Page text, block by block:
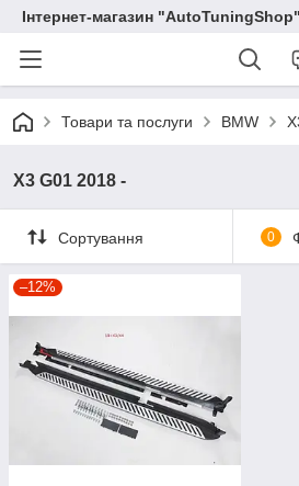
Інтернет-магазин "AutoTuningShop"
Товари та послуги BMW
X3 G01 2018 -
Сортування 0
–12%